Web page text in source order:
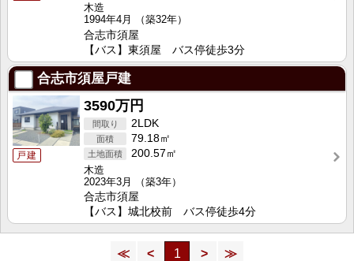
木造
1994年4月
（築32年）
合志市須屋
【バス】東須屋 バス停徒歩3分
合志市須屋戸建
戸建
3590万円
2LDK
79.18㎡
200.57㎡
木造
2023年3月
（築3年）
合志市須屋
【バス】城北校前 バス停徒歩4分
≪ < 1 > ≫